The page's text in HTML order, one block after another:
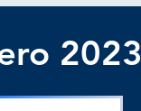
2023